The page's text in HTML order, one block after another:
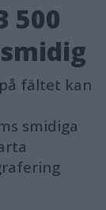
500
fältet kan
smidiga